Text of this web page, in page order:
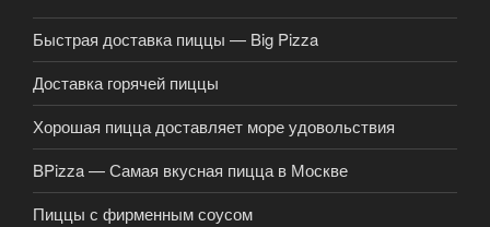
Быстрая доставка пиццы — Big Pizza
Доставка горячей пиццы
Хорошая пицца доставляет море удовольствия
BPizza — Самая вкусная пицца в Москве
Пиццы с фирменным соусом